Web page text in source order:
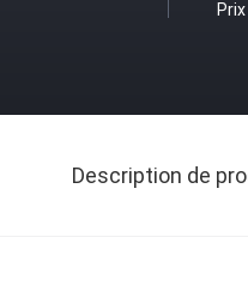
Prix
Description de